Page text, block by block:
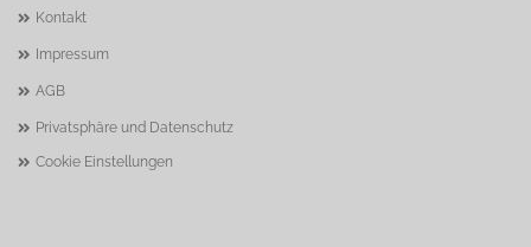
Kontakt
Impressum
AGB
Privatsphäre und Datenschutz
Cookie Einstellungen